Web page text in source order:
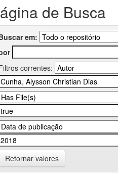
de Busca
em:
correntes:
Retornar valores